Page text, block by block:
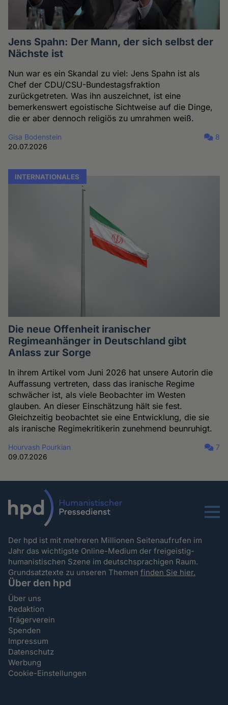
Jens Spahn: Der Mann, der sich selbst der
Nächste ist
Nun war es ein Skandal zu viel: Jens Spahn ist als
Chef der CDU/CSU-Bundestagsfraktion
zurückgetreten. Was ihn auszeichnet, ist eine
bemerkenswert egoistische Sichtweise auf die Dinge,
die er aber dennoch religiös zu umrahmen weiß.
Gisa Bodenstein
20.07.2026
8
INTERNATIONALES
Die neue Offenheit iranischer
Regimeanhänger in Deutschland gibt
Anlass zur Sorge
In ihrem Artikel vom Juni 2026 hat unsere Autorin die
Auffassung vertreten, dass das iranische Regime
schwächer ist, als viele Beobachter im Westen
glauben. An dieser Einschätzung hält sie fest.
Gleichzeitig beobachtet sie eine Entwicklung, die sie
als iranische Regimekritikerin zunehmend beunruhigt.
Hourvash Pourkian
09.07.2026
7
Menu
Der hpd ist mit mehreren Millionen Seitenaufrufen im
Jahr das wichtigste Online-Medium der freigeistig-
humanistischen Szene im deutschsprachigen Raum.
Grundsatztexte zu unseren Themenfinden Sie hier.
Über den hpd
Über uns
Redaktion
Trägerverein
Spenden
Impressum
Datenschutz
Werbung
Cookie-Einstellungen